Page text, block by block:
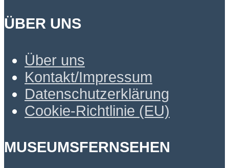
ÜBER UNS
Über uns
Kontakt/Impressum
Datenschutzerklärung
Cookie-Richtlinie (EU)
MUSEUMSFERNSEHEN